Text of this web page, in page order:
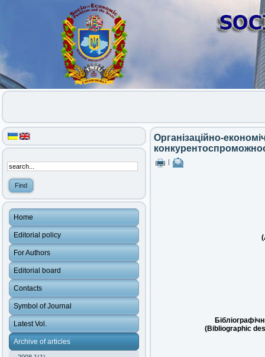
Home
Editorial policy
For Authors
Editorial board
Contacts
Symbol of Journal
Latest Vol.
Archive of articles
Організаційно-
(Bibliographic